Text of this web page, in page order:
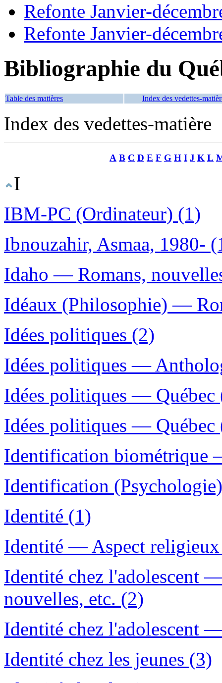
Refonte Janvier-
Refonte Janvier-
Bibliographie du
Table des matières Index des vedettes-
Index des vedettes-matière
A B C D E F G H I J K L
I
IBM-PC (Ordinateur) (1)
Ibnouzahir, Asmaa, 1980-
Idaho — Romans,
Idéaux (Philosophie) —
Idées politiques (2)
Idées politiques —
Idées politiques — Québec
Idées politiques —
Identification
Identification
Identité (1)
Identité — Aspect
Identité chez l'adolescent
nouvelles, etc. (2)
Identité chez l'adolescent
Identité chez les jeunes (3)